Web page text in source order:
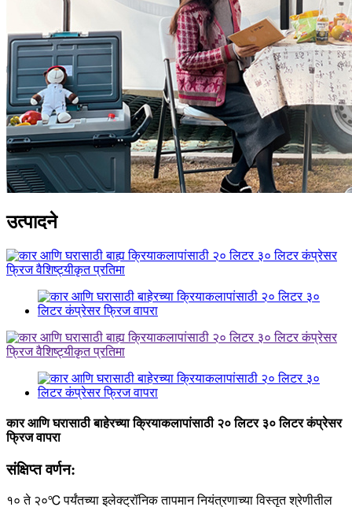
उत्पादने
कार आणि घरासाठी बाहेरच्या क्रियाकलापांसाठी २० लिटर ३० लिटर कंप्रेसर
फ्रिज वापरा
संक्षिप्त वर्णन:
१० ते २०℃ पर्यंतच्या इलेक्ट्रॉनिक तापमान नियंत्रणाच्या विस्तृत श्रेणीतील